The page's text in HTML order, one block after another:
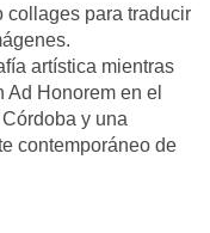
collages para traducir
artística mientras
Honorem en el
y una
contemporáneo de